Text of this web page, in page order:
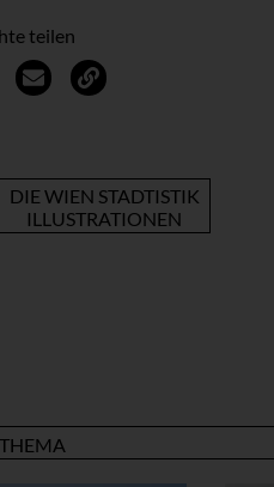
teilen
DIE WIEN STADTISTIK
ILLUSTRATIONEN